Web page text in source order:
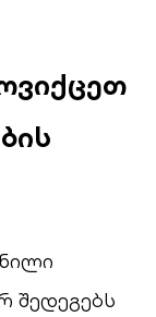
შედეგებს